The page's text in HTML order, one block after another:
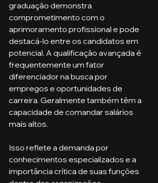
graduação demonstra
comprometimento com o
aprimoramento profissional e pode
destacá-lo entre os candidatos em
potencial. A qualificação avançada é
frequentemente um fator
diferenciador na busca por
empregos e oportunidades de
carreira. Geralmente também têm a
capacidade de comandar salários
mais altos.
Isso reflete a demanda por
conhecimentos especializados e a
importância crítica de suas funções